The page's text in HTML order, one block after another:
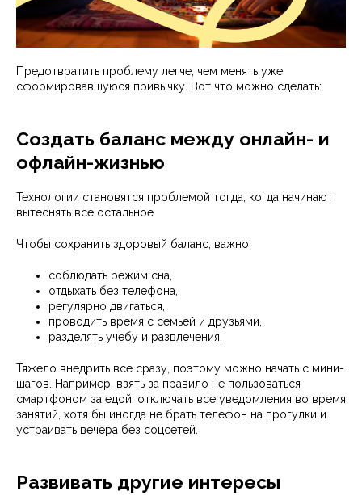
Предотвратить проблему легче, чем менять уже
сформировавшуюся привычку. Вот что можно сделать:
Создать баланс между онлайн- и
офлайн-жизнью
Технологии становятся проблемой тогда, когда начинают
вытеснять все остальное.
Чтобы сохранить здоровый баланс, важно:
соблюдать режим сна,
отдыхать без телефона,
регулярно двигаться,
проводить время с семьей и друзьями,
разделять учебу и развлечения.
Тяжело внедрить все сразу, поэтому можно начать с мини-
шагов. Например, взять за правило не пользоваться
смартфоном за едой, отключать все уведомления во время
занятий, хотя бы иногда не брать телефон на прогулки и
устраивать вечера без соцсетей.
Развивать другие интересы